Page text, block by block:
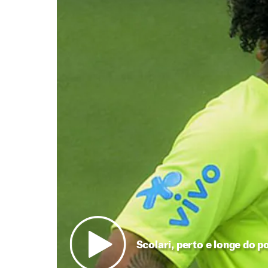
Scolari, perto e longe do